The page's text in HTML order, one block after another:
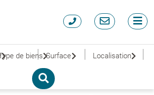
de biens
| Surface | Localisation |